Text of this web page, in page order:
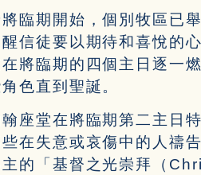
將臨期開始，個別牧區已
信徒要以期待和喜悅的
將臨期的四個主日逐一
色直到聖誕。
座堂在將臨期第二主日
在失意或哀傷中的人禱
主的「基督之光崇拜（